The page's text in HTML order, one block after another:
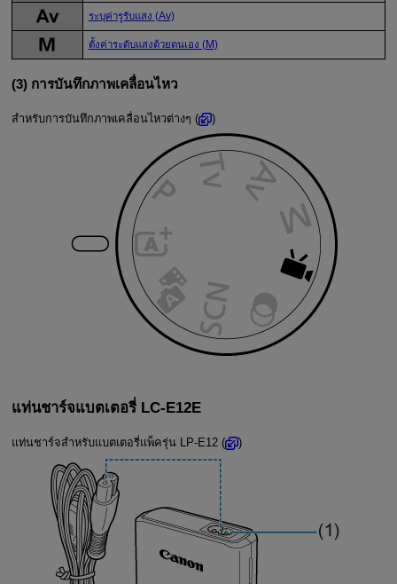
ระบุค่ารูรับแสง (Av)
ตั้งค่าระดับแสงด้วยตนเอง (M)
(3) การบันทึกภาพเคลื่อนไหว
สำหรับการบันทึกภาพเคลื่อนไหวต่างๆ ( )
แท่นชาร์จแบตเตอรี่ LC-E12E
แท่นชาร์จสำหรับแบตเตอรี่แพ็ครุ่น LP-E12( )